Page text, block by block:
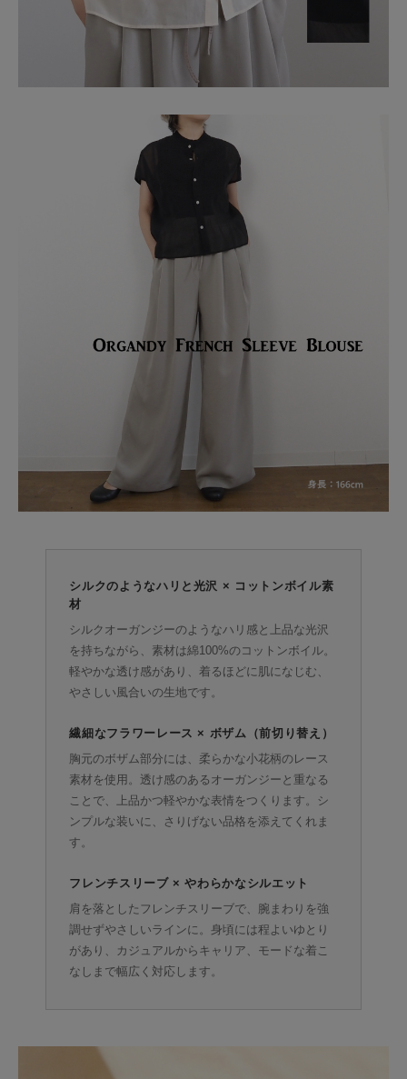
シルクのようなハリと光沢 × コットンボイル素
材
シルクオーガンジーのようなハリ感と上品な光沢
を持ちながら、素材は綿100%のコットンボイル。
軽やかな透け感があり、着るほどに肌になじむ、
やさしい風合いの生地です。
繊細なフラワーレース × ボザム（前切り替え）
胸元のボザム部分には、柔らかな小花柄のレース
素材を使用。透け感のあるオーガンジーと重なる
ことで、上品かつ軽やかな表情をつくります。シ
ンプルな装いに、さりげない品格を添えてくれま
す。
フレンチスリーブ × やわらかなシルエット
肩を落としたフレンチスリーブで、腕まわりを強
調せずやさしいラインに。身頃には程よいゆとり
があり、カジュアルからキャリア、モードな着こ
なしまで幅広く対応します。